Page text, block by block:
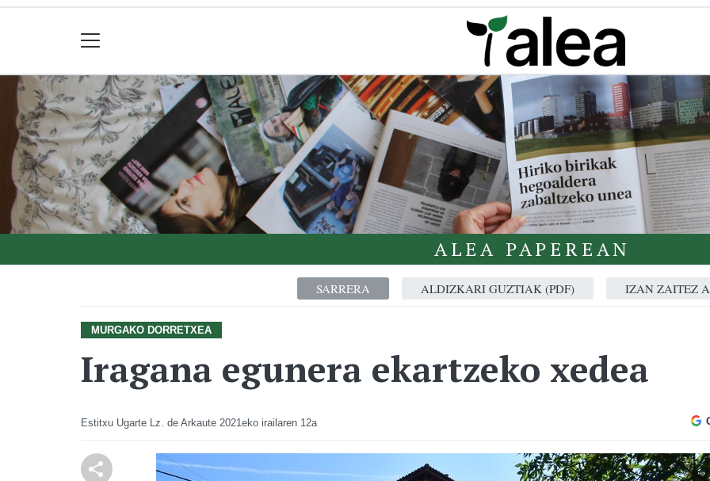
ALEA PAPEREAN
SARRERA ALDIZKARI GUZTIAK (PDF) IZAN ZAITEZ
MURGAKO DORRETXEA
Iragana egunera ekartzeko xedea
Estitxu Ugarte Lz. de Arkaute 2021eko irailaren 12a